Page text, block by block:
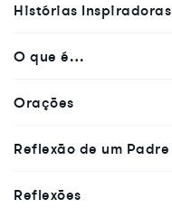
Histórias Inspiradoras
O que é…
Orações
Reflexão de um Padre
Reflexões